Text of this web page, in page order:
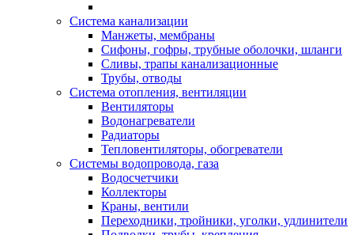
Система канализации
Манжеты, мембраны
Сифоны, гофры, трубные оболочки, шланги
Сливы, трапы канализационные
Трубы, отводы
Система отопления, вентиляции
Вентиляторы
Водонагреватели
Радиаторы
Тепловентиляторы, обогреватели
Системы водопровода, газа
Водосчетчики
Коллекторы
Краны, вентили
Переходники, тройники, уголки, удлинители